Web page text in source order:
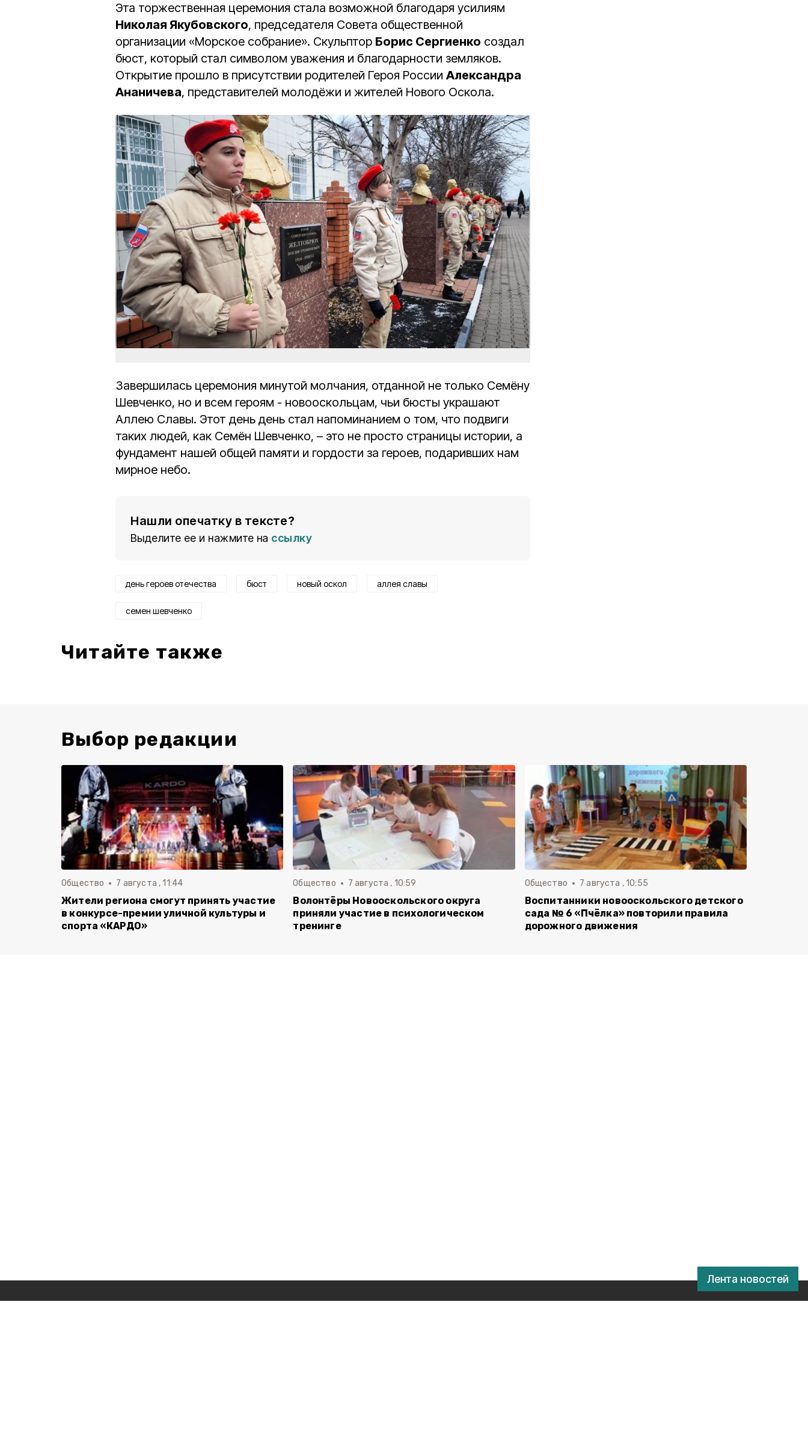
Лента новостей
Эта торжественная церемония стала возможной благодаря усилиям
Николая Якубовского, председателя Совета общественной
организации «Морское собрание». Скульптор Борис Сергиенко создал
бюст, который стал символом уважения и благодарности земляков.
Открытие прошло в присутствии родителей Героя России Александра
Ананичева, представителей молодёжи и жителей Нового Оскола.
Завершилась церемония минутой молчания, отданной не только Семёну
Шевченко, но и всем героям - новооскольцам, чьи бюсты украшают
Аллею Славы. Этот день день стал напоминанием о том, что подвиги
таких людей, как Семён Шевченко, – это не просто страницы истории, а
фундамент нашей общей памяти и гордости за героев, подаривших нам
мирное небо.
Нашли опечатку в тексте?
Выделите ее и нажмите на ссылку
день героев отечества бюст новый оскол аллея славы
семен шевченко
Читайте также
Выбор редакции
Общество 7 августа , 11:44
Жители региона смогут принять участие
в конкурсе-премии уличной культуры и
спорта «КАРДО»
Общество 7 августа , 10:59
Волонтёры Новооскольского округа
приняли участие в психологическом
тренинге
Общество 7 августа , 10:55
Воспитанники новооскольского детского
сада № 6 «Пчёлка» повторили правила
дорожного движения